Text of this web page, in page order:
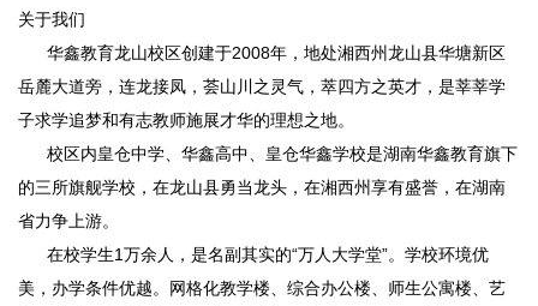
关于我们
华鑫教育龙山校区创建于2008年，地处湘西州龙山县华塘新区
岳麓大道旁，连龙接凤，荟山川之灵气，萃四方之英才，是莘莘学
子求学追梦和有志教师施展才华的理想之地。
校区内皇仓中学、华鑫高中、皇仓华鑫学校是湖南华鑫教育旗下
的三所旗舰学校，在龙山县勇当龙头，在湘西州享有盛誉，在湖南
省力争上游。
在校学生1万余人，是名副其实的“万人大学堂”。学校环境优
美，办学条件优越。网格化教学楼、综合办公楼、师生公寓楼、艺